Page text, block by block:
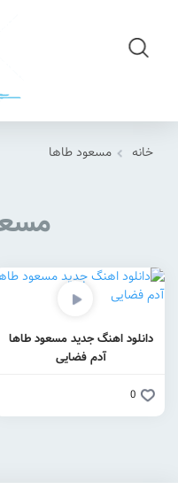
خانه مسعود طاها
دانلود اهنگ جدید مسعود طاها
آدم فضایی
0